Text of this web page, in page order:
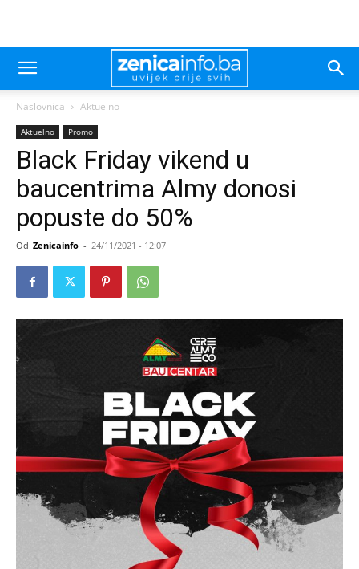
Naslovnica Aktuelno
Aktuelno Promo
Black Friday vikend u
baucentrima Almy donosi
popuste do 50%
Od Zenicainfo - 24/11/2021 - 12:07